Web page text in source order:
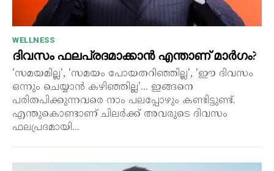
WELLNESS
ദിവസം ഫലപ്രദമാക്കാൻ എന്താണ് മാർഗം?
'സമയമില്ല', 'സമയം പോയതറിഞ്ഞില്ല', 'ഈ ദിവസം
ഒന്നും ചെയ്യാൻ കഴിഞ്ഞില്ല'... ഇങ്ങനെ
പരിതപിക്കുന്നവരെ നാം പലപ്പോഴും കണ്ടിട്ടുണ്ട്.
എന്തുകൊണ്ടാണ് ചിലർക്ക് അവരുടെ ദിവസം
ഫലപ്രദമായി...